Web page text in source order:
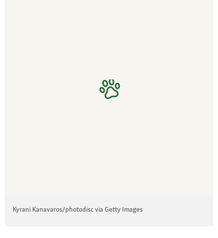
Kyrani Kanavaros/photodisc via Getty Images